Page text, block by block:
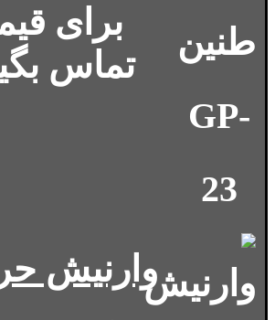
برای
تماس
وارنیش